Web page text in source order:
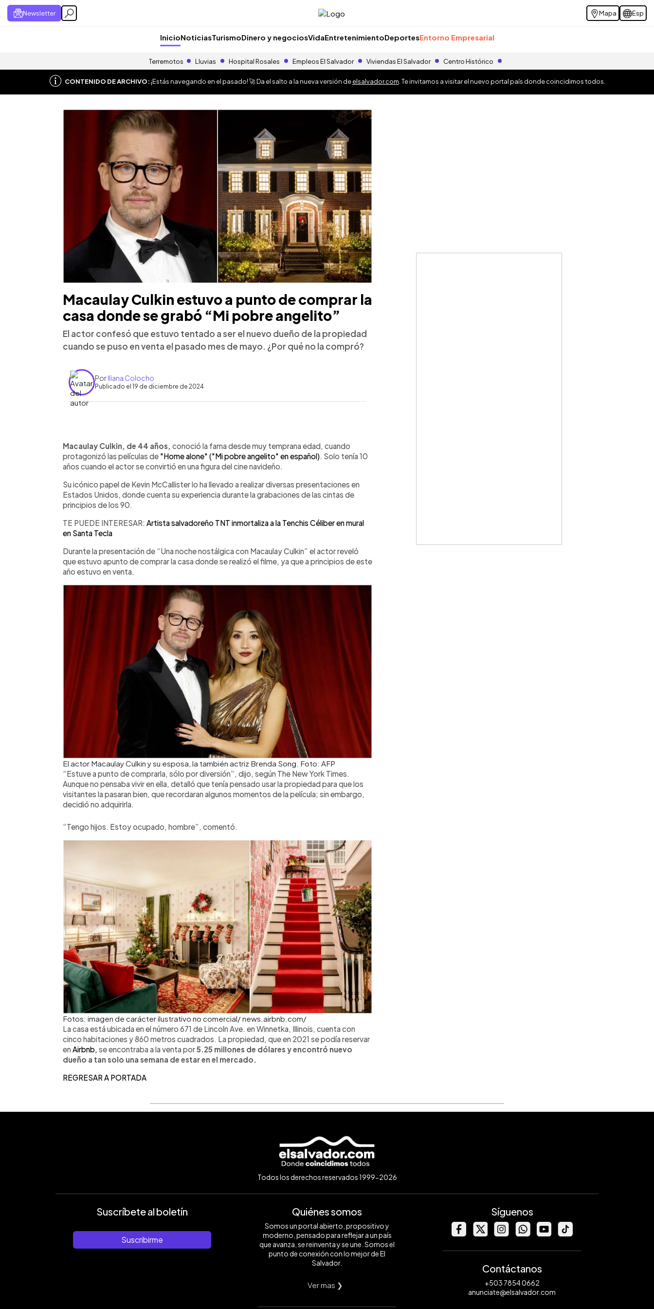
Newsletter Mapa Esp
InicioNoticiasTurismoDinero y negociosVidaEntretenimientoDeportesEntorno Empresarial
Terremotos Lluvias Hospital Rosales Empleos El Salvador Viviendas El Salvador Centro Histórico
CONTENIDO DE ARCHIVO:¡Estás navegando en el pasado! 🚀 Da el salto a la nueva versión deelsalvador.com . Te invitamos a visitar el nuevo portal país donde coincidimos todos.
Macaulay Culkin estuvo a punto de comprar la
casa donde se grabó “Mi pobre angelito”
El actor confesó que estuvo tentado a ser el nuevo dueño de la propiedad
cuando se puso en venta el pasado mes de mayo. ¿Por qué no la compró?
PorIliana Colocho
Publicado el 19 de diciembre de 2024
► Escuchar artículo
Macaulay Culkin, de 44 años, conoció la fama desde muy temprana edad, cuando
protagonizó las películas de "Home alone" ("Mi pobre angelito" en español) . Solo tenía 10
años cuando el actor se convirtió en una figura del cine navideño.
Su icónico papel de Kevin McCallister lo ha llevado a realizar diversas presentaciones en
Estados Unidos, donde cuenta su experiencia durante la grabaciones de las cintas de
principios de los 90.
TE PUEDE INTERESAR: Artista salvadoreño TNT inmortaliza a la Tenchis Céliber en mural
en Santa Tecla
Durante la presentación de “Una noche nostálgica con Macaulay Culkin” el actor reveló
que estuvo apunto de comprar la casa donde se realizó el filme, ya que a principios de este
año estuvo en venta.
El actor Macaulay Culkin y su esposa, la también actriz Brenda Song. Foto: AFP
“Estuve a punto de comprarla, sólo por diversión”, dijo, según The New York Times.
Aunque no pensaba vivir en ella, detalló que tenía pensado usar la propiedad para que los
visitantes la pasaran bien, que recordaran algunos momentos de la película; sin embargo,
decidió no adquirirla.
“Tengo hijos. Estoy ocupado, hombre”, comentó.
Fotos: imagen de carácter ilustrativo no comercial/ news.airbnb.com/
La casa está ubicada en el número 671 de Lincoln Ave. en Winnetka, Illinois, cuenta con
cinco habitaciones y 860 metros cuadrados. La propiedad, que en 2021 se podía reservar
en Airbnb, se encontraba a la venta por5.25 millones de dólares y encontró nuevo
dueño a tan solo una semana de estar en el mercado.
REGRESAR A PORTADA
Todos los derechos reservados 1999-2026
Suscríbete al boletín
Suscribirme
Quiénes somos
Somos un portal abierto, propositivo y
moderno, pensado para reflejar a un país
que avanza, se reinventa y se une. Somos el
punto de conexión con lo mejor de El
Salvador.
Ver mas ❯
Síguenos
Contáctanos
+503 7854 0662
anunciate@elsalvador.com